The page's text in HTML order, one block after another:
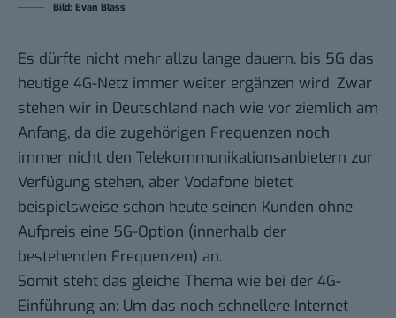
Bild: Evan Blass
Es dürfte nicht mehr allzu lange dauern, bis 5G das
heutige 4G-Netz immer weiter ergänzen wird. Zwar
stehen wir in Deutschland nach wie vor ziemlich am
Anfang, da die zugehörigen Frequenzen noch
immer nicht den Telekommunikationsanbietern zur
Verfügung stehen, aber Vodafone bietet
beispielsweise schon heute seinen Kunden ohne
Aufpreis eine 5G-Option (innerhalb der
bestehenden Frequenzen) an.
Somit steht das gleiche Thema wie bei der 4G-
Einführung an: Um das noch schnellere Internet